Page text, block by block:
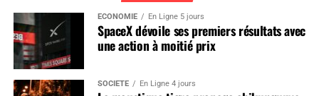
ÉCONOMIE En Ligne 5 jours
SpaceX dévoile ses premiers résultats avec
une action à moitié prix
SOCIÉTÉ En Ligne 4 jours